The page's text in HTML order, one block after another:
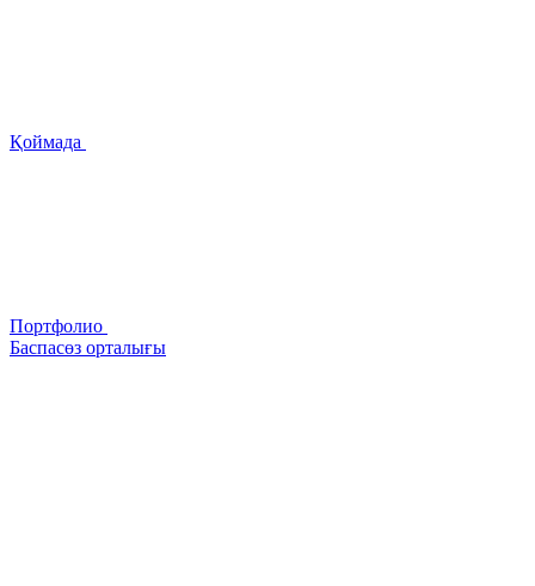
Қоймада
Портфолио
Баспасөз орталығы